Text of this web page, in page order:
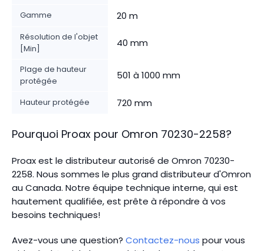
Gamme 20 m
Résolution de l'objet
[Min]
40 mm
Plage de hauteur
protégée
501 à 1000 mm
Hauteur protégée 720 mm
Pourquoi Proax pour Omron 70230-2258?
Proax est le distributeur autorisé de Omron 70230-
2258. Nous sommes le plus grand distributeur d'Omron
au Canada. Notre équipe technique interne, qui est
hautement qualifiée, est prête à répondre à vos
besoins techniques!
Avez-vous une question? Contactez-nous pour vous